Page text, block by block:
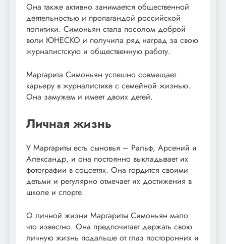
Она также активно занимается общественной
деятельностью и пропагандой российской
политики. Симоньян стала посолом доброй
воли ЮНЕСКО и получила ряд наград за свою
журналистскую и общественную работу.
Маргарита Симоньян успешно совмещает
карьеру в журналистике с семейной жизнью.
Она замужем и имеет двоих детей.
Личная жизнь
У Маргариты есть сыновья – Ральф, Арсений и
Александр, и она постоянно выкладывает их
фотографии в соцсетях. Она гордится своими
детьми и регулярно отмечает их достижения в
школе и спорте.
О личной жизни Маргариты Симоньян мало
что известно. Она предпочитает держать свою
личную жизнь подальше от глаз посторонних и